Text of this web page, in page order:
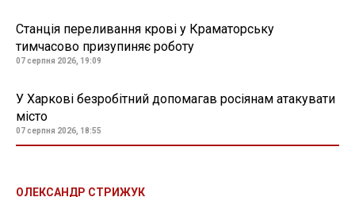
Станція переливання крові у Краматорську
тимчасово призупиняє роботу
07 серпня 2026, 19:09
У Харкові безробітний допомагав росіянам атакувати
місто
07 серпня 2026, 18:55
ОЛЕКСАНДР СТРИЖУК